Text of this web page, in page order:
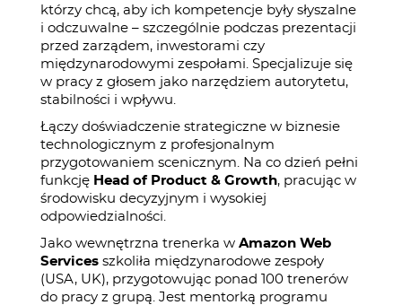
którzy chcą, aby ich kompetencje były słyszalne
i odczuwalne – szczególnie podczas prezentacji
przed zarządem, inwestorami czy
międzynarodowymi zespołami. Specjalizuje się
w pracy z głosem jako narzędziem autorytetu,
stabilności i wpływu.
Łączy doświadczenie strategiczne w biznesie
technologicznym z profesjonalnym
przygotowaniem scenicznym. Na co dzień pełni
funkcję Head of Product & Growth, pracując w
środowisku decyzyjnym i wysokiej
odpowiedzialności.
Jako wewnętrzna trenerka w Amazon Web
Services szkoliła międzynarodowe zespoły
(USA, UK), przygotowując ponad 100 trenerów
do pracy z grupą. Jest mentorką programu